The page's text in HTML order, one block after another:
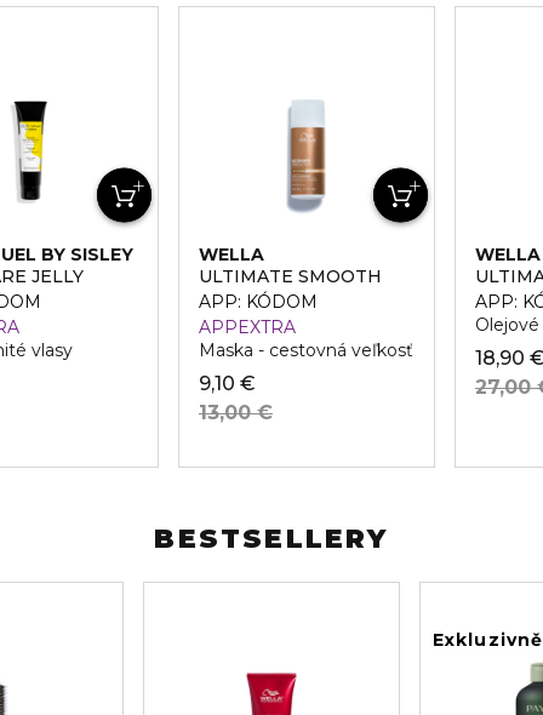
BY SISLEY
JELLY
vlasy
WELLA
PROFESSIONALS
ULTIMATE SMOOTH
APP: KÓDOM
APPEXTRA
Maska - cestovná veľkosť
9,10 €
13,00 €
APP:
18,90
27,00
BESTSELLERY
Exkluzivně